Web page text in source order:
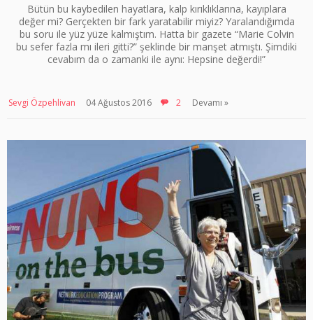
Bütün bu kaybedilen hayatlara, kalp kırıklıklarına, kayıplara
değer mi? Gerçekten bir fark yaratabilir miyiz? Yaralandığımda
bu soru ile yüz yüze kalmıştım. Hatta bir gazete “Marie Colvin
bu sefer fazla mı ileri gitti?” şeklinde bir manşet atmıştı. Şimdiki
cevabım da o zamanki ile aynı: Hepsine değerdi!”
Sevgi Özpehlivan 04 Ağustos 2016 2 Devamı »